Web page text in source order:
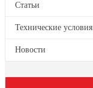
Статьи
Технические условия
Новости